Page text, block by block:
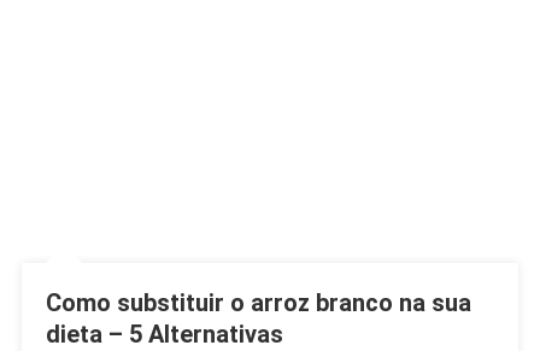
Como substituir o arroz branco na sua
dieta – 5 Alternativas